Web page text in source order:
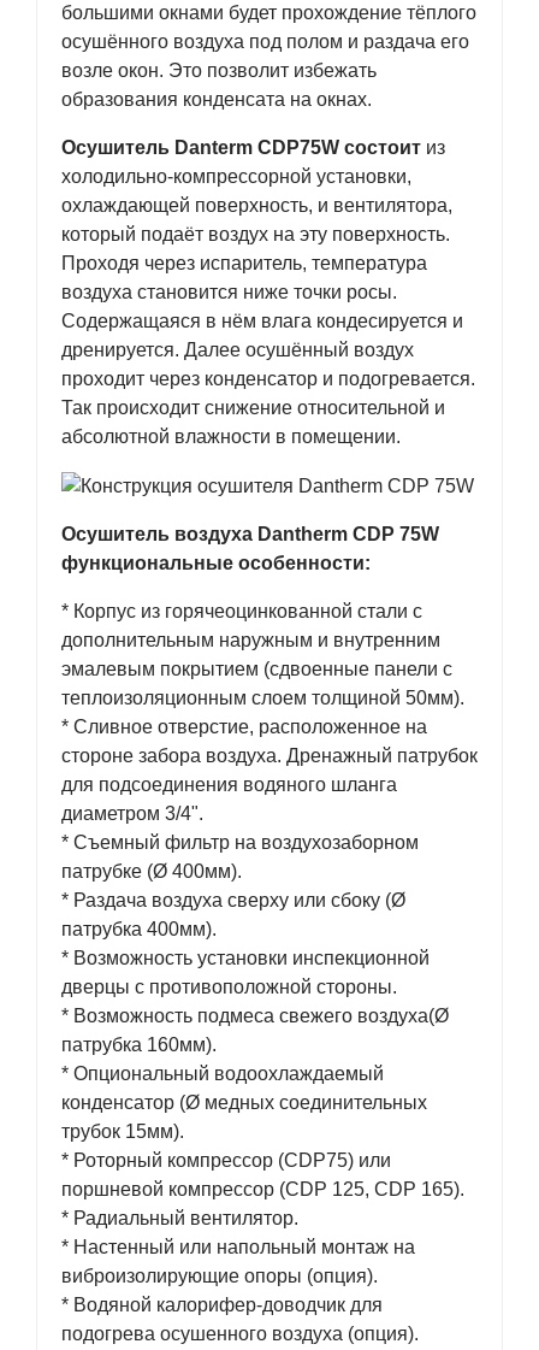
большими окнами будет прохождение тёплого
осушённого воздуха под полом и раздача его
возле окон. Это позволит избежать
образования конденсата на окнах.
Осушитель Danterm CDP75W состоит из
холодильно-компрессорной установки,
охлаждающей поверхность, и вентилятора,
который подаёт воздух на эту поверхность.
Проходя через испаритель, температура
воздуха становится ниже точки росы.
Содержащаяся в нём влага кондесируется и
дренируется. Далее осушённый воздух
проходит через конденсатор и подогревается.
Так происходит снижение относительной и
абсолютной влажности в помещении.
Осушитель воздуха Dantherm CDP 75W
функциональные особенности:
* Корпус из горячеоцинкованной стали с
дополнительным наружным и внутренним
эмалевым покрытием (сдвоенные панели с
теплоизоляционным слоем толщиной 50мм).
* Сливное отверстие, расположенное на
стороне забора воздуха. Дренажный патрубок
для подсоединения водяного шланга
диаметром 3/4".
* Съемный фильтр на воздухозаборном
патрубке (Ø 400мм).
* Раздача воздуха сверху или сбоку (Ø
патрубка 400мм).
* Возможность установки инспекционной
дверцы с противоположной стороны.
* Возможность подмеса свежего воздуха(Ø
патрубка 160мм).
* Опциональный водоохлаждаемый
конденсатор (Ø медных соединительных
трубок 15мм).
* Роторный компрессор (CDP75) или
поршневой компрессор (CDP 125, CDP 165).
* Радиальный вентилятор.
* Настенный или напольный монтаж на
виброизолирующие опоры (опция).
* Водяной калорифер-доводчик для
подогрева осушенного воздуха (опция).